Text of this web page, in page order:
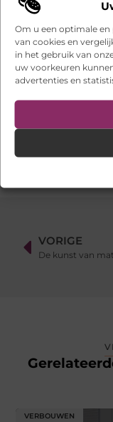
Om u een optimale
van cookies en
in het gebruik van
uw voorkeuren
advertenties en
Een buitenkat of
Samen scheiden
onrustige periode
Websites laten
Ontdek het gemak
Wielen kopen voor
VORIGE
VERBOUWEN